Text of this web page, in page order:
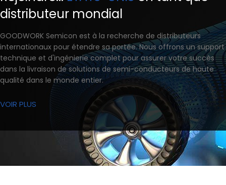
distributeur mondial
GOODWORK Semicon est à la recherche de distributeurs
internationaux pour étendre sa portée. Nous offrons un support
technique et d'ingénierie complet pour assurer votre succès
dans la livraison de solutions de semi-conducteurs de haute
qualité dans le monde entier.
VOIR PLUS